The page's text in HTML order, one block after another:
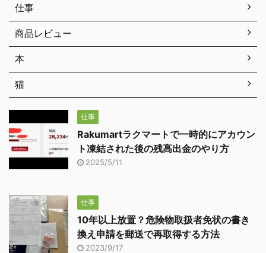
仕事
商品レビュー
本
猫
仕事
Rakumartラクマートで一時的にアカウン
ト凍結された後の残高出金のやり方
2025/5/11
仕事
10年以上放置？危険物取扱者免状の書き
換え申請を郵送で再取得する方法
2023/9/17